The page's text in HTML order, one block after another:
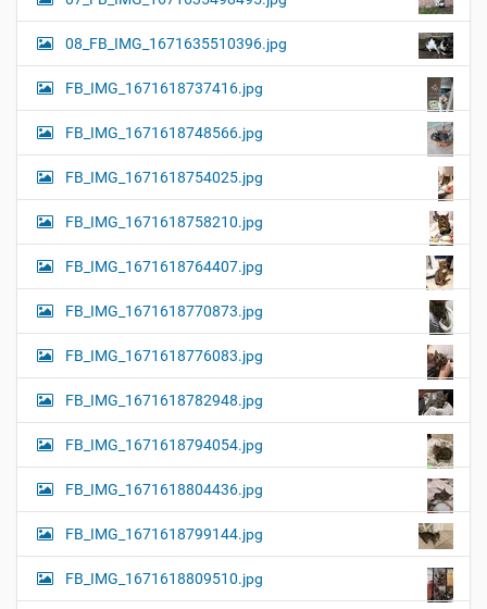
08_FB_IMG_1671635510396.jpg
FB_IMG_1671618737416.jpg
FB_IMG_1671618748566.jpg
FB_IMG_1671618754025.jpg
FB_IMG_1671618758210.jpg
FB_IMG_1671618764407.jpg
FB_IMG_1671618770873.jpg
FB_IMG_1671618776083.jpg
FB_IMG_1671618782948.jpg
FB_IMG_1671618794054.jpg
FB_IMG_1671618804436.jpg
FB_IMG_1671618799144.jpg
FB_IMG_1671618809510.jpg